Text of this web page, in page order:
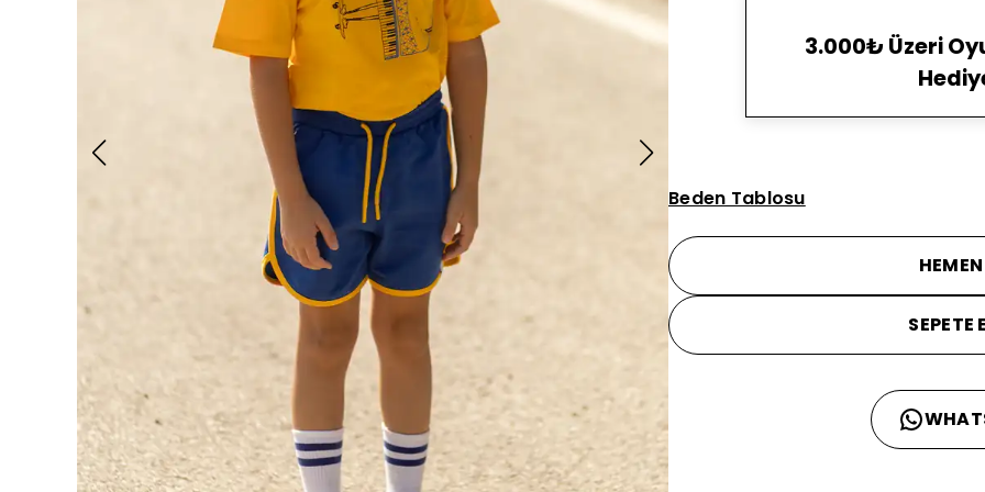
3.000₺ Üzeri
Beden Tablosu
SEPETE